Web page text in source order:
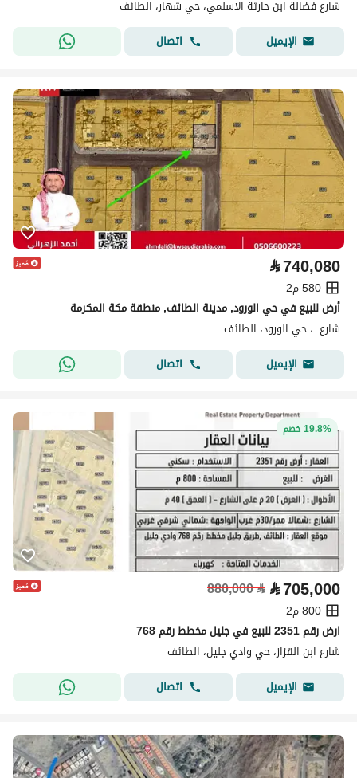
شارع فضالة ابن حارثة الاسلمي، حي شهار، الطائف
الإيميل
اتصال
⃁740,080
580 م2
أرض للبيع في حي الورود, مدينة الطائف, منطقة مكة المكرمة
شارع .، حي الورود، الطائف
الإيميل
اتصال
19.8% خصم
⃁705,000
⃁
880,000
800 م2
ارض رقم 2351 للبيع في جليل مخطط رقم 768
شارع ابن القزاز، حي وادي جليل، الطائف
الإيميل
اتصال